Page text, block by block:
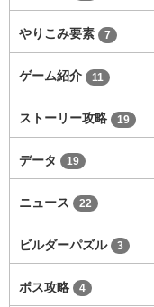
やりこみ要素 7
ゲーム紹介 11
ストーリー攻略 19
データ 19
ニュース 22
ビルダーパズル 3
ボス攻略 4